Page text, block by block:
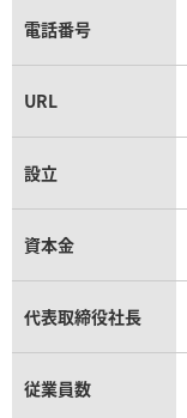
電話番号
URL
設立
資本金
代表取締役社長
従業員数